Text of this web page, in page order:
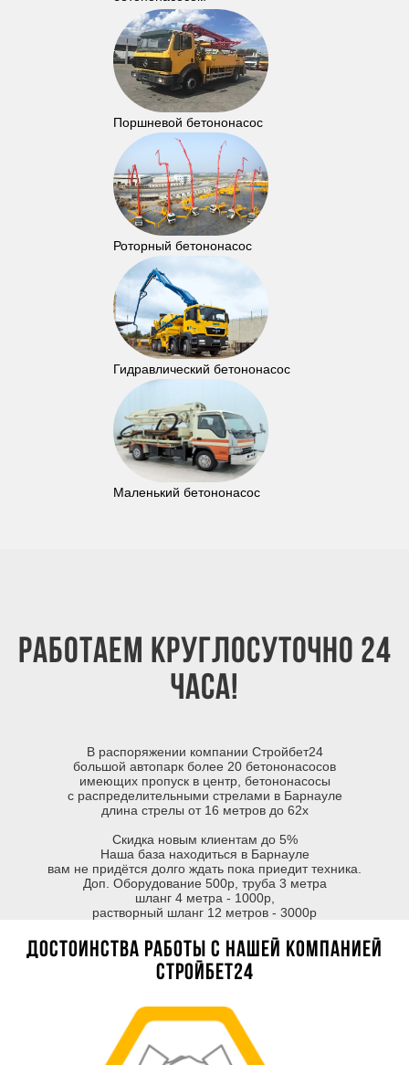
Поршневой бетононасос
Роторный бетононасос
Гидравлический бетононасос
Маленький бетононасос
Работаем круглосуточно 24
часа!
В распоряжении компании Стройбет24
большой автопарк более 20 бетононасосов
имеющих пропуск в центр, бетононасосы
с распределительными стрелами в Барнауле
длина стрелы от 16 метров до 62х
Скидка новым клиентам до 5%
Наша база находиться в Барнауле
вам не придётся долго ждать пока приедит техника.
Доп. Оборудование 500р, труба 3 метра
шланг 4 метра - 1000р,
растворный шланг 12 метров - 3000р
Достоинства работы с нашей компанией
Стройбет24